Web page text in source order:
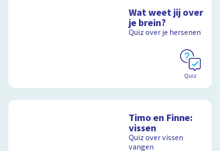
Wat weet jij over
je brein?
Quiz over je hersenen
Quiz
Timo en Finne:
vissen
Quiz over vissen
vangen